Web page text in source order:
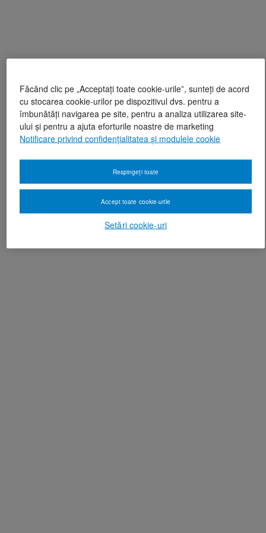
Făcând clic pe „Acceptați toate cookie-urile”, sunteți de acord
cu stocarea cookie-urilor pe dispozitivul dvs. pentru a
îmbunătăți navigarea pe site, pentru a analiza utilizarea site-
ului și pentru a ajuta eforturile noastre de marketing
Notificare privind confidențialitatea și modulele cookie
Setări cookie-uri
Respingeți toate
Accept toate cookie-urile